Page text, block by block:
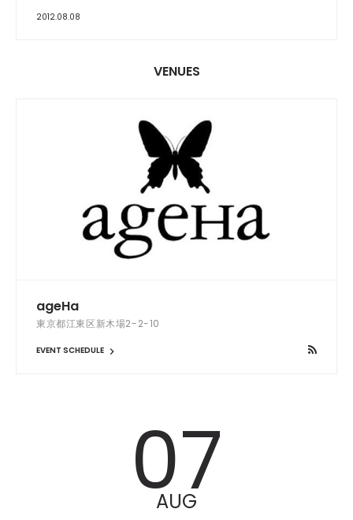
2012.08.08
VENUES
ageHa
東京都江東区新木場2-2-10
EVENT SCHEDULE
07
AUG